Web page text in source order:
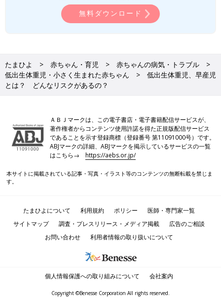
無料ダウンロード
たまひよ 赤ちゃん・育児
赤ちゃんの病気・トラブル
低出生体重児・小さく生まれた赤ちゃん
低出生体重児、早産児
とは？ どんなリスクがあるの？
ＡＢＪマークは、この電子書店・電子書籍配信サービスが、
著作権者からコンテンツ使用許諾を得た正規版配信サービス
であることを示す登録商標（登録番号 第11091000号）です。
ABJマークの詳細、ABJマークを掲示しているサービスの一覧
はこちら→https://aebs.or.jp/
本サイトに掲載されている記事・写真・イラスト等のコンテンツの無断転載を禁じま
す。
たまひよについて 利用規約 ポリシー
医師・専門家一覧
サイトマップ
調査・プレスリリース・メディア掲載
広告のご相談
お問い合わせ
利用者情報の取り扱いについて
個人情報保護への取り組みについて 会社案内
Copyright ©Benesse Corporation All rights reserved.